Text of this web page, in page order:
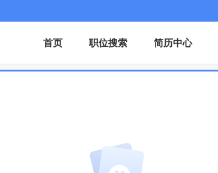
首页 职位搜索 简历中心